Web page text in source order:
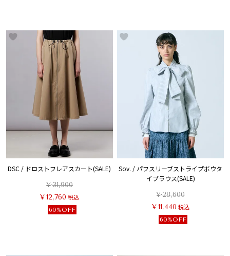
DSC / ドロストフレアスカート(SALE)
¥31,900
¥12,760 税込
60%OFF
Sov. / パフスリーブストライプボウタ
イブラウス(SALE)
¥28,600
¥ 11,440 税込
60%OFF